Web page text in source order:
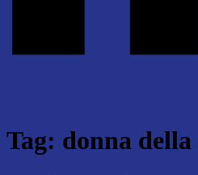
Tag: donna